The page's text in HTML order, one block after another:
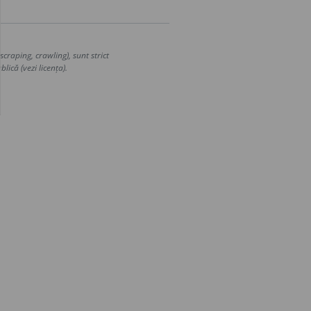
crawling), sunt strict
(vezi licența).